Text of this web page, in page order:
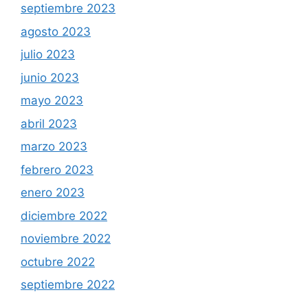
septiembre 2023
agosto 2023
julio 2023
junio 2023
mayo 2023
abril 2023
marzo 2023
febrero 2023
enero 2023
diciembre 2022
noviembre 2022
octubre 2022
septiembre 2022